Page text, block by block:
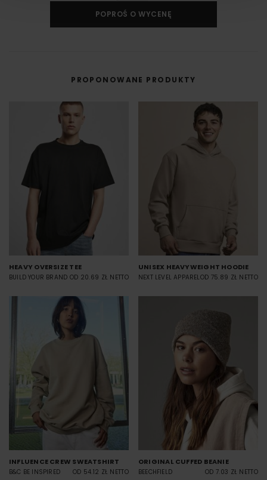
POPROŚ O WYCENĘ
PROPONOWANE PRODUKTY
HEAVY OVERSIZE TEE
BUILD YOUR BRAND OD 20.69 ZŁ NETTO
UNISEX HEAVYWEIGHT HOODIE
NEXT LEVEL APPARELOD 75.89 ZŁ NETTO
INFLUENCE CREW SWEATSHIRT
B&C BE INSPIRED OD 54.12 ZŁ NETTO
ORIGINAL CUFFED BEANIE
BEECHFIELD OD 7.03 ZŁ NETTO